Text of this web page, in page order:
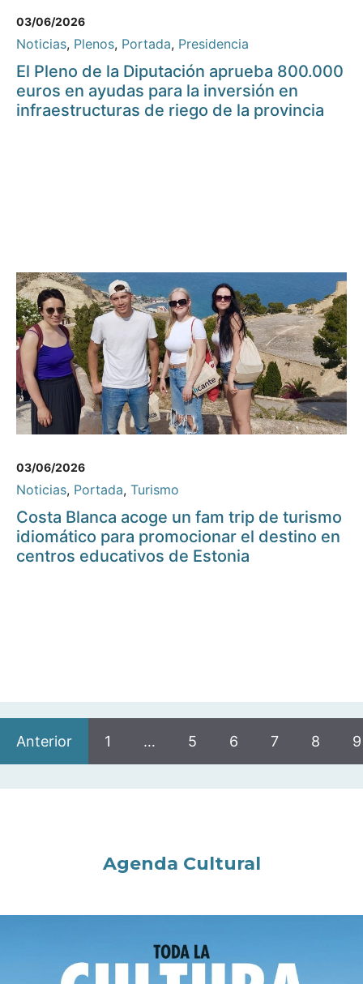
03/06/2026
Noticias, Plenos, Portada, Presidencia
El Pleno de la Diputación aprueba 800.000
euros en ayudas para la inversión en
infraestructuras de riego de la provincia
03/06/2026
Noticias, Portada, Turismo
Costa Blanca acoge un fam trip de turismo
idiomático para promocionar el destino en
centros educativos de Estonia
Anterior 1 … 5 6 7 8 9
Agenda Cultural